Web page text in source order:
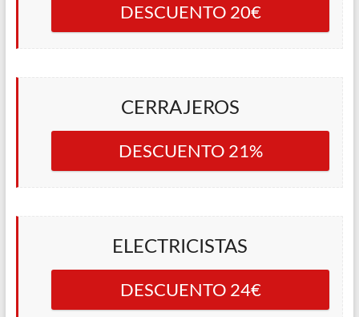
DESCUENTO 20€
CERRAJEROS
DESCUENTO 21%
ELECTRICISTAS
DESCUENTO 24€